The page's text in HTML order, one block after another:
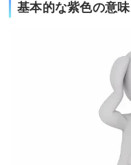
基本的な紫色の意味